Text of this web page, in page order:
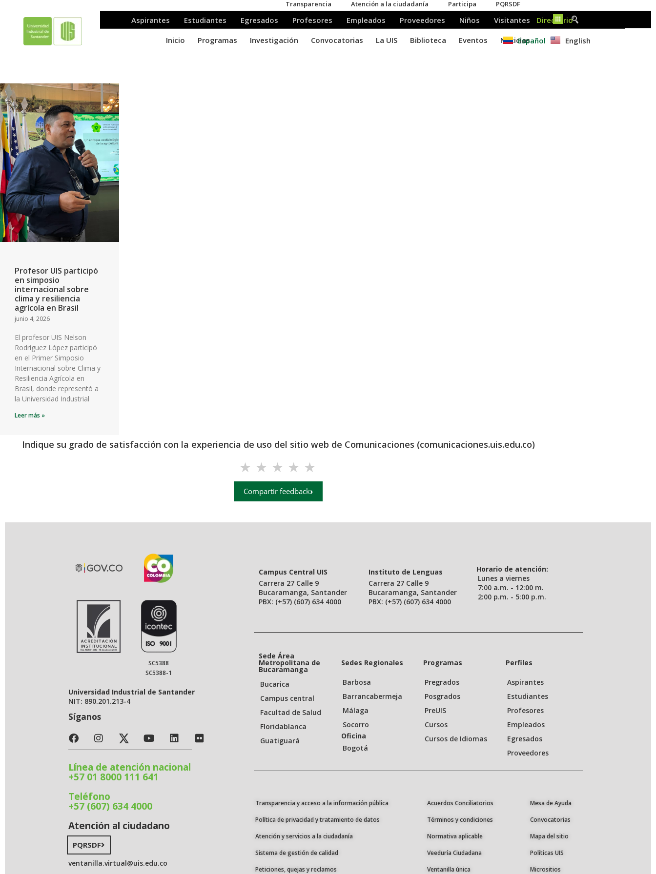
Español English
Profesor UIS participó
en simposio
internacional sobre
clima y resiliencia
agrícola en Brasil
junio 4, 2026
El profesor UIS Nelson
Rodríguez López participó
en el Primer Simposio
Internacional sobre Clima y
Resiliencia Agrícola en
Brasil, donde representó a
la Universidad Industrial
Leer más »
Indique su grado de satisfacción con la experiencia de uso del sitio web de Comunicaciones (comunicaciones.uis.edu.co)